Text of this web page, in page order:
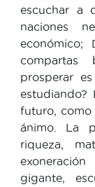
escuchar a
naciones
económico;
prosperar
estudiando?
futuro, como
ánimo. La
riqueza,
gigante,